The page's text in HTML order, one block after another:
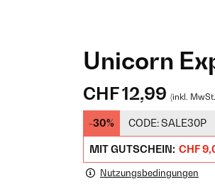
Unicorn
CHF 12,99 (inkl.
-30% CODE: SALE30P
MIT GUTSCHEIN: CHF
Nutzungsbedingungen